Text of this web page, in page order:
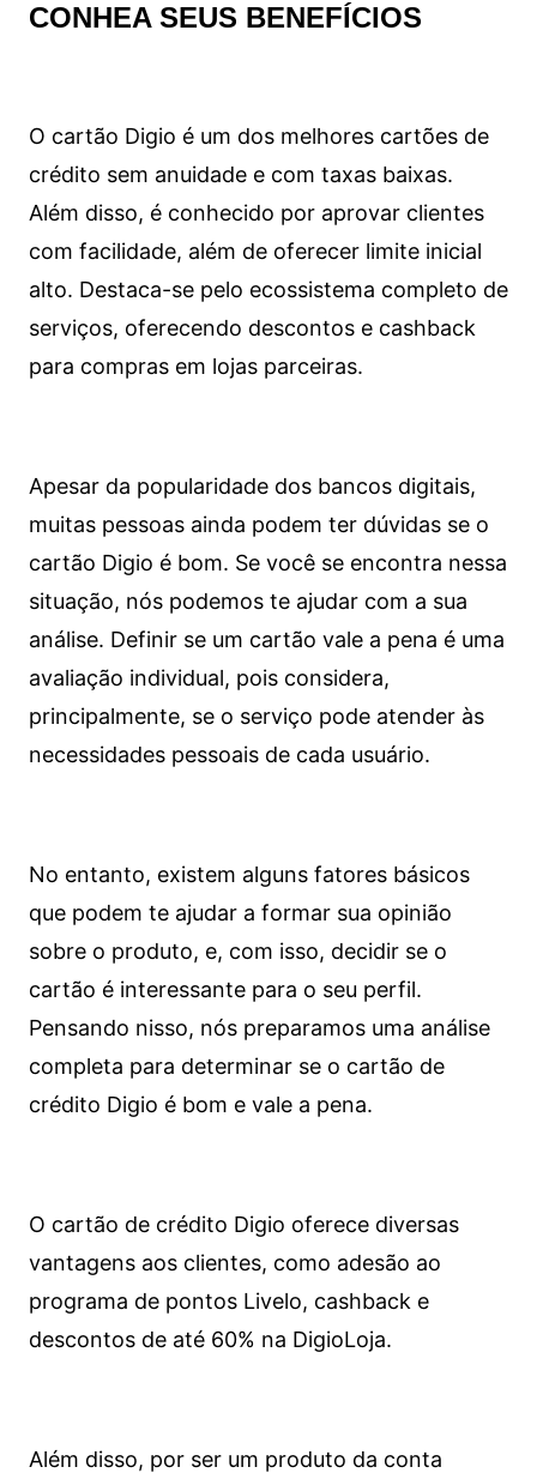
CONHEA SEUS BENEFÍCIOS
O cartão Digio é um dos melhores cartões de
crédito sem anuidade e com taxas baixas.
Além disso, é conhecido por aprovar clientes
com facilidade, além de oferecer limite inicial
alto. Destaca-se pelo ecossistema completo de
serviços, oferecendo descontos e cashback
para compras em lojas parceiras.
Apesar da popularidade dos bancos digitais,
muitas pessoas ainda podem ter dúvidas se o
cartão Digio é bom. Se você se encontra nessa
situação, nós podemos te ajudar com a sua
análise. Definir se um cartão vale a pena é uma
avaliação individual, pois considera,
principalmente, se o serviço pode atender às
necessidades pessoais de cada usuário.
No entanto, existem alguns fatores básicos
que podem te ajudar a formar sua opinião
sobre o produto, e, com isso, decidir se o
cartão é interessante para o seu perfil.
Pensando nisso, nós preparamos uma análise
completa para determinar se o cartão de
crédito Digio é bom e vale a pena.
O cartão de crédito Digio oferece diversas
vantagens aos clientes, como adesão ao
programa de pontos Livelo, cashback e
descontos de até 60% na DigioLoja.
Além disso, por ser um produto da conta